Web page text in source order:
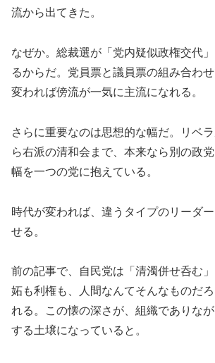
流から出てきた。
なぜか。総裁選が「党内疑似政権交代
るからだ。党員票と議員票の組み合わ
変われば傍流が一気に主流になれる。
さらに重要なのは思想的な幅だ。リベ
ら右派の清和会まで、本来なら別の政
幅を一つの党に抱えている。
時代が変われば、違うタイプのリーダ
せる。
前の記事で、自民党は「清濁併せ呑む
妬も利権も、人間なんてそんなものだ
れる。この懐の深さが、組織でありな
する土壌になっていると。